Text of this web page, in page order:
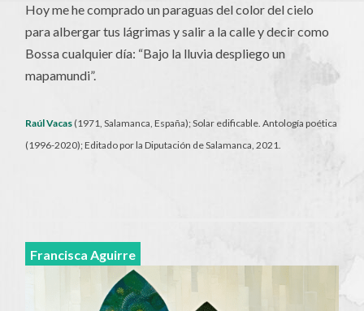
Hoy me he comprado un paraguas del color del cielo
para albergar tus lágrimas y salir a la calle y decir como
Bossa cualquier día: “Bajo la lluvia despliego un
mapamundi”.
Raúl Vacas (1971, Salamanca, España); Solar edificable. Antología poética
(1996-2020); Editado por la Diputación de Salamanca, 2021.
Francisca Aguirre